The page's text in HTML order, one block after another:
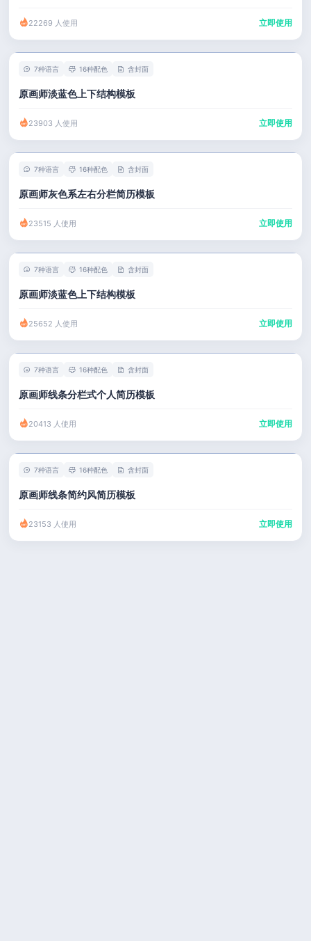
22269 人使用 立即使用
7种语言 16种配色 含封面
原画师淡蓝色上下结构模板
23903 人使用 立即使用
7种语言 16种配色 含封面
原画师灰色系左右分栏简历模板
23515 人使用 立即使用
7种语言 16种配色 含封面
原画师淡蓝色上下结构模板
25652 人使用 立即使用
7种语言 16种配色 含封面
原画师线条分栏式个人简历模板
20413 人使用 立即使用
7种语言 16种配色 含封面
原画师线条简约风简历模板
23153 人使用 立即使用